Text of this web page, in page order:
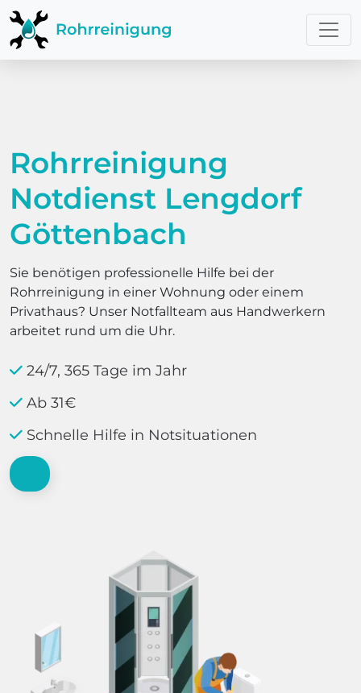
Rohrreinigung
Notdienst Lengdorf
Göttenbach
Sie benötigen professionelle Hilfe bei der
Rohrreinigung in einer Wohnung oder einem
Privathaus? Unser Notfallteam aus Handwerkern
arbeitet rund um die Uhr.
24/7, 365 Tage im Jahr
Ab 31€
Schnelle Hilfe in Notsituationen